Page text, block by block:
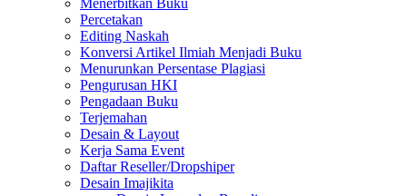
Menerbitkan Buku
Percetakan
Editing Naskah
Konversi Artikel Ilmiah Menjadi Buku
Menurunkan Persentase Plagiasi
Pengurusan HKI
Pengadaan Buku
Terjemahan
Desain & Layout
Kerja Sama Event
Daftar Reseller/Dropshiper
Desain Imajikita